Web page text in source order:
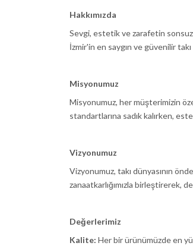
Hakkımızda
Sevgi, estetik ve zarafetin sonsuz
İzmir'in en saygın ve güvenilir
Misyonumuz
Misyonumuz, her müşterimizin
standartlarına sadık kalırken,
Vizyonumuz
Vizyonumuz, takı dünyasının
zanaatkarlığımızla birleştirerek,
Değerlerimiz
Kalite: Her bir ürünümüzde en